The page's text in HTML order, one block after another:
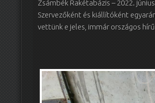
Zsámbék Rakétabázis – 2022.
Szervezőként és kiállítóként
vettünk e jeles, immár országos